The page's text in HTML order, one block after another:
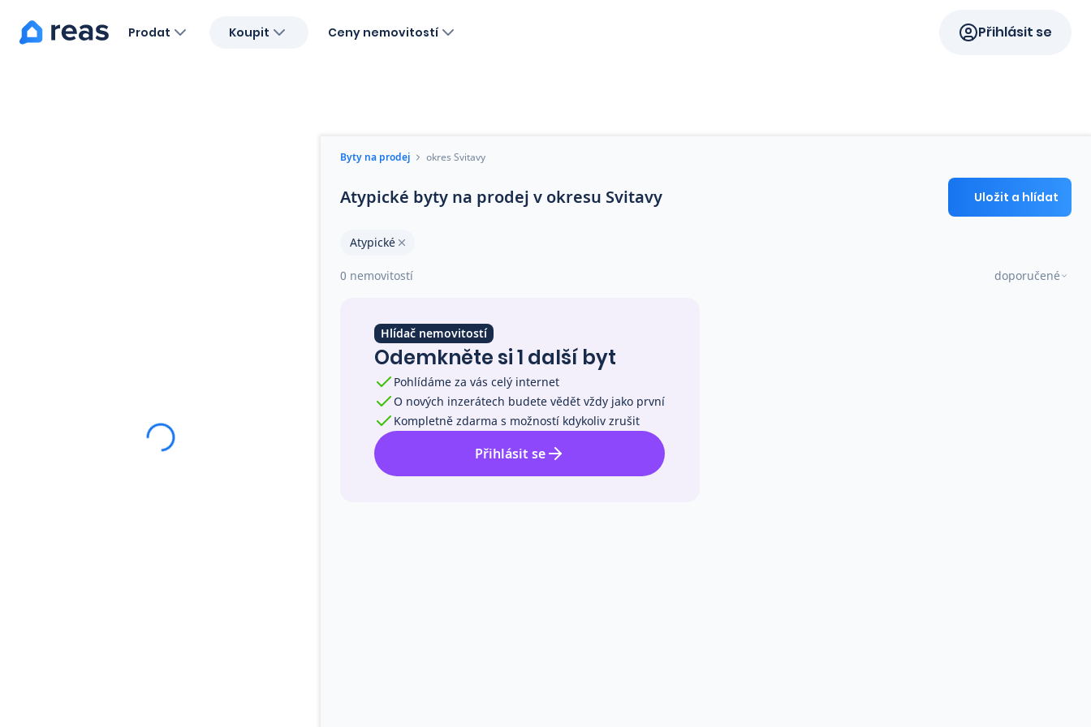
Prodat Koupit Ceny nemovitostí Přihlásit se
Byty na prodej okres Svitavy
Atypické byty na prodej v okresu Svitavy Uložit a hlídat
Atypické
0 nemovitostí doporučené
Hlídač nemovitostí
Odemkněte si 1 další byt
Pohlídáme za vás celý internet
O nových inzerátech budete vědět vždy jako první
Kompletně zdarma s možností kdykoliv zrušit
Přihlásit se